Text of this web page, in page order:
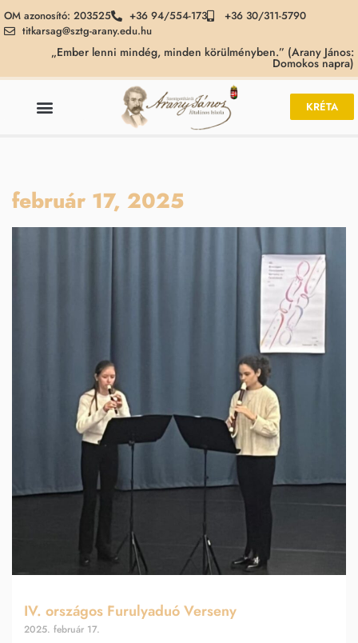
OM azonosító: 203525 +36 94/554-173
+36 30/311-5790
titkarsag@sztg-arany.edu.hu
„Ember lenni mindég, minden körülményben.” (Arany János:
Domokos napra)
KRÉTA
február 17, 2025
IV. országos Furulyaduó Verseny
2025. február 17.